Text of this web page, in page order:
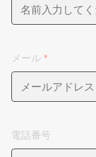
メール *
電話番号